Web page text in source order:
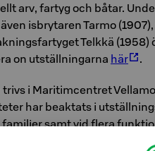
arv, fartyg och båtar.
isbrytaren Tarmo
Telkkä (1958)
on utställningarna här .
trivs i Maritimcentret
har beaktats i
samt vid flera
önskvärt att röra och prova